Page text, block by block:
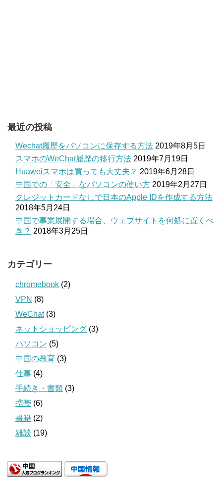
最近の投稿
Wechat履歴をパソコンに保存する方法 2019年8月5日
スマホのWeChat履歴の移行方法 2019年7月19日
Huaweiスマホは買っても大丈夫？ 2019年6月28日
中国での「安全」なパソコンの使い方 2019年2月27日
クレジットカードなしで日本のApple IDを作成する方法
2018年5月24日
中国で事業展開する場合、ウェブサイトを何処に置くべ
き？ 2018年3月25日
カテゴリー
chromebook (2)
VPN (8)
WeChat(3)
ネットショッピング (3)
パソコン (5)
中国の教育 (3)
仕事 (4)
手続き・書類 (3)
携帯 (6)
書籍 (2)
雑談 (19)